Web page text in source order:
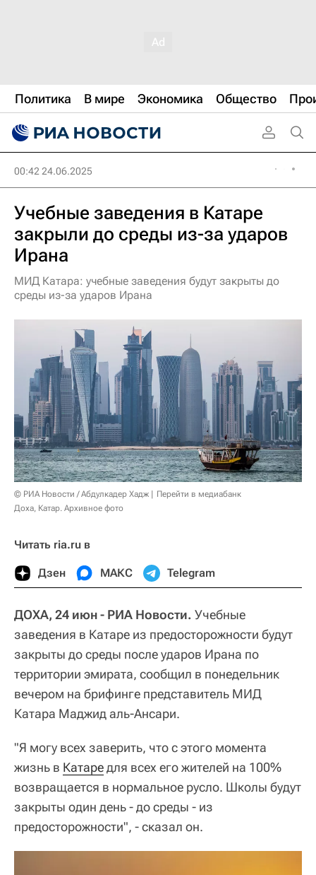
Политика В мире Экономика Общество
00:42 24.06.2025
Учебные заведения в Катаре
закрыли до среды из-за ударов
Ирана
МИД Катара: учебные заведения будут закрыты до
среды из-за ударов Ирана
© РИА Новости / Абдулкадер Хадж
Перейти в медиабанк
Доха, Катар. Архивное фото
Читать ria.ru в
Дзен МАКС Telegram
ДОХА, 24 июн - РИА Новости. Учебные
заведения в Катаре из предосторожности будут
закрыты до среды после ударов Ирана по
территории эмирата, сообщил в понедельник
вечером на брифинге представитель МИД
Катара Маджид аль-Ансари.
"Я могу всех заверить, что с этого момента
жизнь в Катаредля всех его жителей на 100%
возвращается в нормальное русло. Школы будут
закрыты один день - до среды - из
предосторожности", - сказал он.